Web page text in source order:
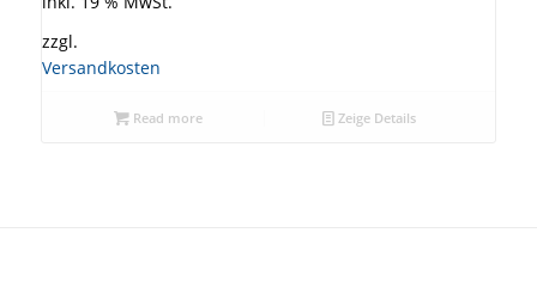
zzgl.
Versandkosten
Read more Zeige Details